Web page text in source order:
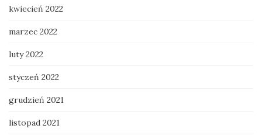
kwiecień 2022
marzec 2022
luty 2022
styczeń 2022
grudzień 2021
listopad 2021